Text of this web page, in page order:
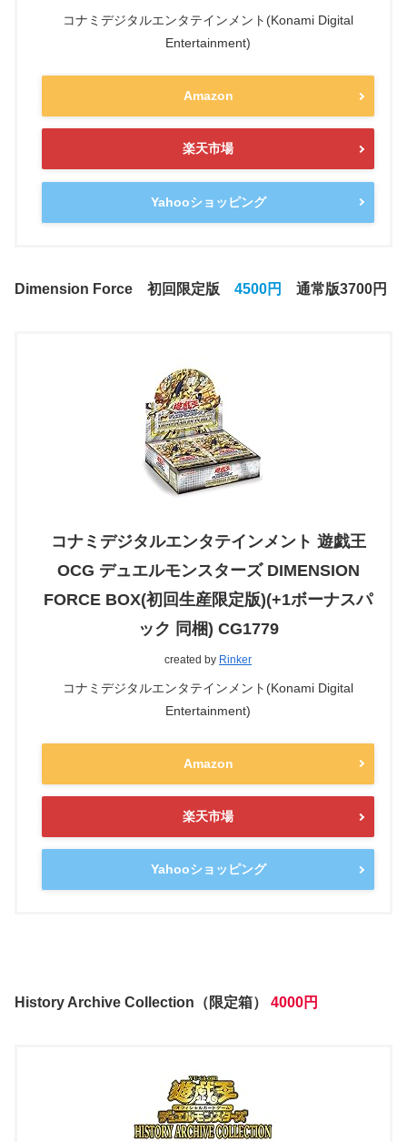
コナミデジタルエンタテインメント(Konami Digital
Entertainment)
Amazon
楽天市場
Yahooショッピング
Dimension Force 初回限定版 4500円 通常版3700円
コナミデジタルエンタテインメント 遊戯王
OCG デュエルモンスターズ DIMENSION
FORCE BOX(初回生産限定版)(+1ボーナスパ
ック 同梱) CG1779
created by Rinker
コナミデジタルエンタテインメント(Konami Digital
Entertainment)
Amazon
楽天市場
Yahooショッピング
History Archive Collection（限定箱） 4000円